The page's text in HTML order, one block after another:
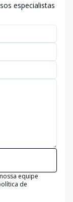
especialistas
equipe
de